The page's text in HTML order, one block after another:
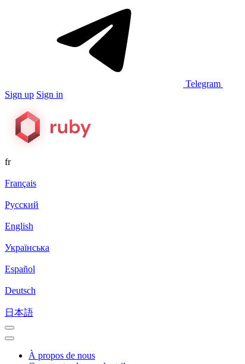
Telegram
Sign up Sign in
fr
Français
Русский
English
Українська
Español
Deutsch
日本語
À propos de nous